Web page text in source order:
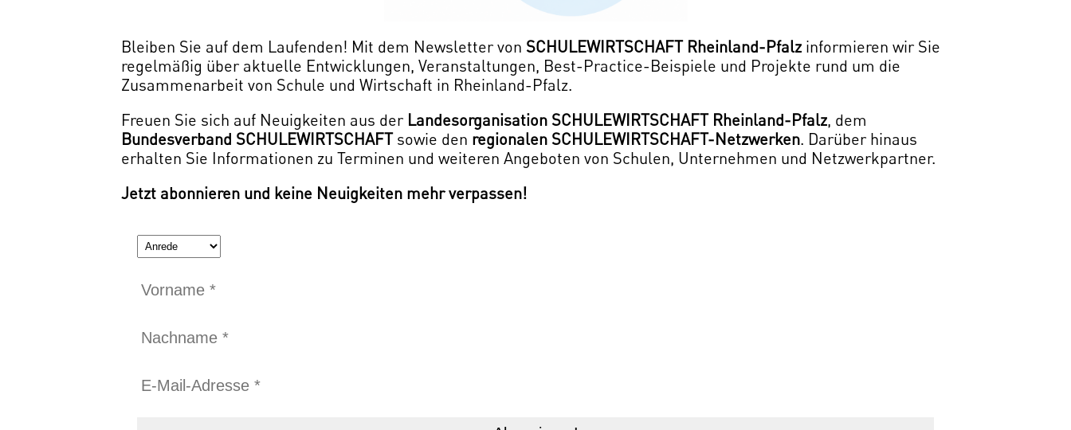
Bleiben Sie auf dem Laufenden! Mit dem Newsletter von SCHULEWIRTSCHAFT Rheinland-Pfalz informieren wir Sie
regelmäßig über aktuelle Entwicklungen, Veranstaltungen, Best-Practice-Beispiele und Projekte rund um die
Zusammenarbeit von Schule und Wirtschaft in Rheinland-Pfalz.
Freuen Sie sich auf Neuigkeiten aus der Landesorganisation SCHULEWIRTSCHAFT Rheinland-Pfalz, dem
Bundesverband SCHULEWIRTSCHAFTsowie den regionalen SCHULEWIRTSCHAFT-Netzwerken. Darüber hinaus
erhalten Sie Informationen zu Terminen und weiteren Angeboten von Schulen, Unternehmen und Netzwerkpartner.
Jetzt abonnieren und keine Neuigkeiten mehr verpassen!